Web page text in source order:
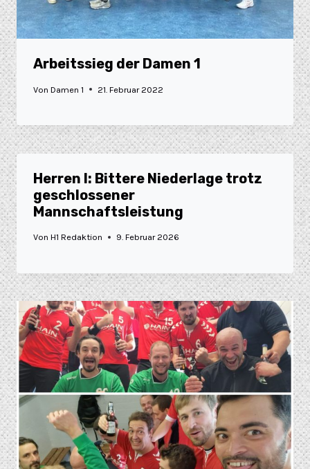
Arbeitssieg der Damen 1
Von Damen 1 21. Februar 2022
Herren I: Bittere Niederlage trotz
geschlossener
Mannschaftsleistung
Von H1 Redaktion 9. Februar 2026